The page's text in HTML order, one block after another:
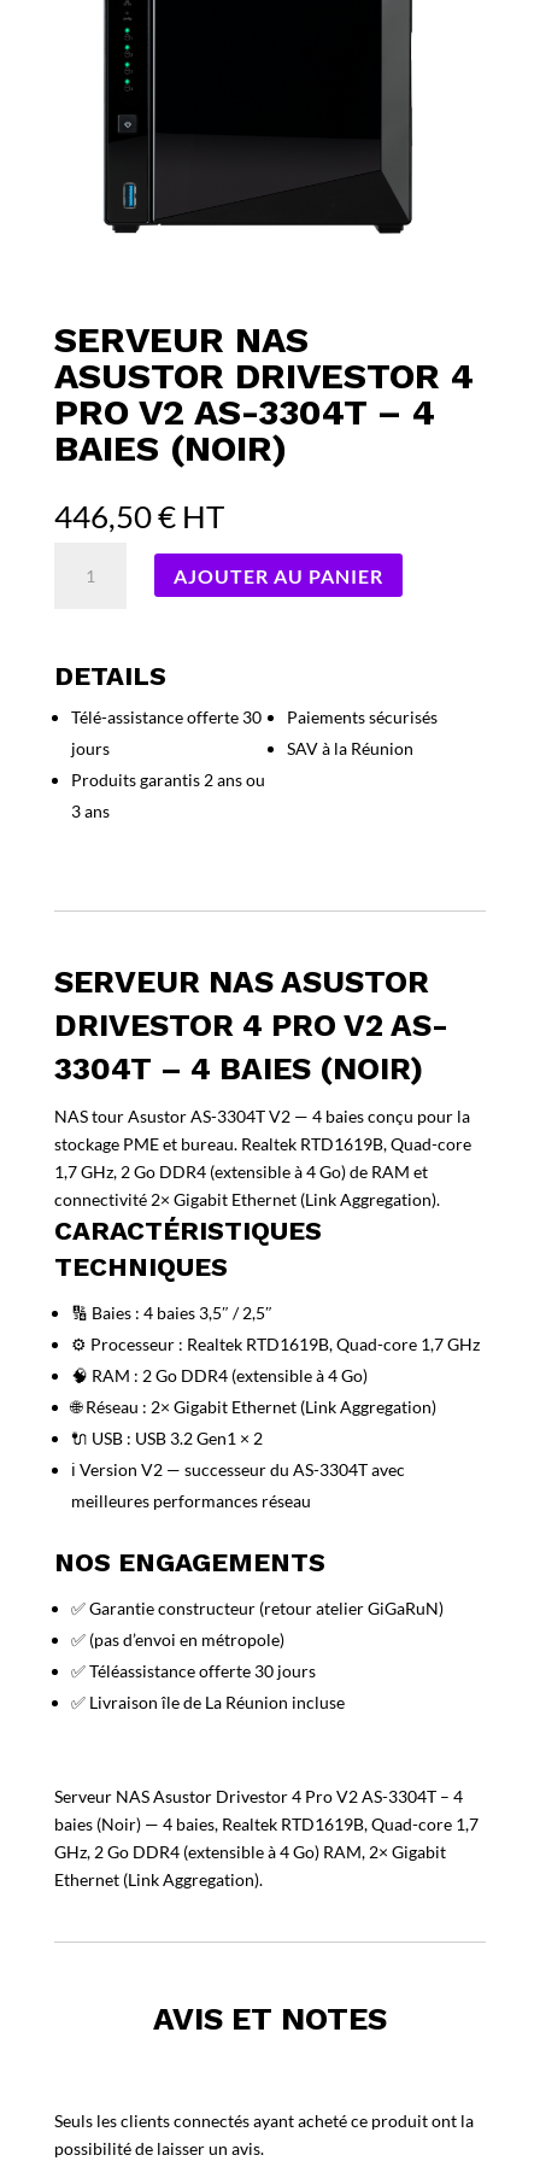
SERVEUR NAS
ASUSTOR DRIVESTOR 4
PRO V2 AS-3304T – 4
BAIES (NOIR)
446,50€ HT
Asustor
4
Pro
V2
AS-
baies
AJOUTER AU PANIER
DETAILS
Télé-assistance offerte 30
jours
Produits garantis 2 ans ou
3 ans
Paiements sécurisés
SAV à la Réunion
SERVEUR NAS ASUSTOR
DRIVESTOR 4 PRO V2 AS-
3304T – 4 BAIES (NOIR)
NAS tour Asustor AS-3304T V2 — 4 baies conçu pour la
stockage PME et bureau. Realtek RTD1619B, Quad-core
1,7 GHz, 2 Go DDR4 (extensible à 4 Go) de RAM et
connectivité 2× Gigabit Ethernet (Link Aggregation).
CARACTÉRISTIQUES
TECHNIQUES
🔢 Baies : 4 baies 3,5″ / 2,5″
⚙️ Processeur : Realtek RTD1619B, Quad-core 1,7 GHz
🧠 RAM : 2 Go DDR4 (extensible à 4 Go)
🌐 Réseau : 2× Gigabit Ethernet (Link Aggregation)
🔌 USB : USB 3.2 Gen1 × 2
ℹ️ Version V2 — successeur du AS-3304T avec
meilleures performances réseau
NOS ENGAGEMENTS
✅ Garantie constructeur (retour atelier GiGaRuN)
✅ (pas d’envoi en métropole)
✅ Téléassistance offerte 30 jours
✅ Livraison île de La Réunion incluse
Serveur NAS Asustor Drivestor 4 Pro V2 AS-3304T – 4
baies (Noir) — 4 baies, Realtek RTD1619B, Quad-core 1,7
GHz, 2 Go DDR4 (extensible à 4 Go) RAM, 2× Gigabit
Ethernet (Link Aggregation).
AVIS ET NOTES
Seuls les clients connectés ayant acheté ce produit ont la
possibilité de laisser un avis.